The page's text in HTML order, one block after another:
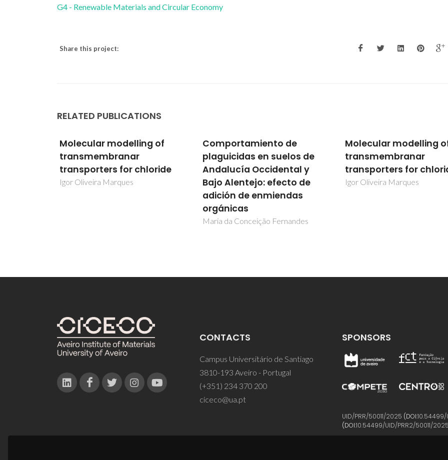
G4 - Renewable Materials and Circular Economy
Share this project:
RELATED PUBLICATIONS
Molecular modelling of
transmembranar
transporters for chloride
Igor Oliveira Marques
Comportamiento de
plaguicidas en suelos de
Andalucía Occidental y
Bajo Alentejo: efecto de
adición de enmiendas
orgánicas
Maria da Conceição Fernandes
Molecular modelling
transmembranar
transporters for
Igor Oliveira Marques
CONTACTS
Campus Universitário de Santiago
3810-193 Aveiro - Portugal
(+351) 234 370 200
ciceco@ua.pt
SPONSORS
UID/PRR/50011/2025 (DOI:10.54499/
(DOI:10.54499/UID/PRR2/50011/2025